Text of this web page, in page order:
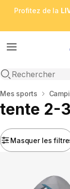
Profitez de la
Menu
Open search
Accueil
Mes sports
tente 2-
Masquer les